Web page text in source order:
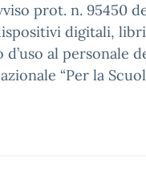
prot. n. 95450
digitali,
al personale
“Per la